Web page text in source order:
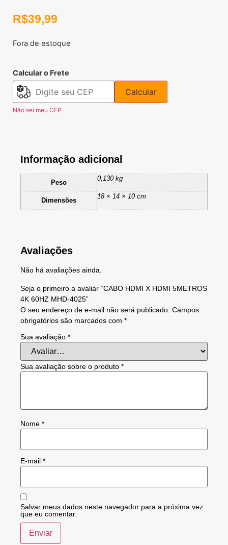
R$39,99
Fora de estoque
Calcular o Frete
Calcular
Não sei meu CEP
Informação adicional
Peso
0,130 kg
Dimensões
18 × 14 × 10 cm
Avaliações
Não há avaliações ainda.
Seja o primeiro a avaliar “CABO HDMI X HDMI 5METROS
4K 60HZ MHD-4025”
O seu endereço de e-mail não será publicado. Campos
obrigatórios são marcados com *
Sua avaliação *
Sua avaliação sobre o produto *
Nome *
E-mail *
Salvar meus dados neste navegador para a próxima vez
que eu comentar.